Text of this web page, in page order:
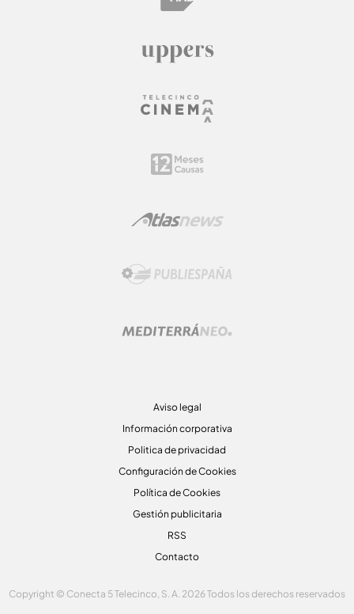
Aviso legal
Información corporativa
Politica de privacidad
Configuración de Cookies
Política de Cookies
Gestión publicitaria
RSS
Contacto
Copyright © Conecta 5 Telecinco, S. A. 2026 Todos los derechos reservados